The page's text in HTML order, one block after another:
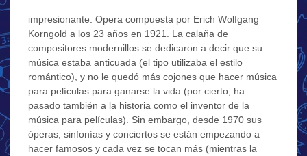
impresionante. Opera compuesta por Erich Wolfgang
Korngold a los 23 años en 1921. La calaña de
compositores modernillos se dedicaron a decir que su
música estaba anticuada (el tipo utilizaba el estilo
romántico), y no le quedó más cojones que hacer música
para películas para ganarse la vida (por cierto, ha
pasado también a la historia como el inventor de la
música para películas). Sin embargo, desde 1970 sus
óperas, sinfonías y conciertos se están empezando a
hacer famosos y cada vez se tocan más (mientras la